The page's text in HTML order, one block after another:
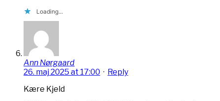
Loading...
Ann Nørgaard
26. maj 2025 at 17:00 · Reply
Kære Kjeld